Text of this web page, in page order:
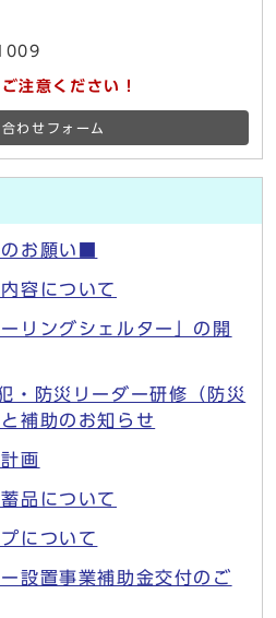
注意ください！
わせフォーム
お願い■
容について
リングシェルター」の開
防災リーダー研修（防災
補助のお知らせ
画
品について
について
設置事業補助金交付のご